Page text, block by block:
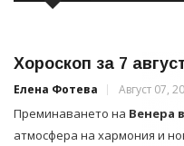
Хороскоп за 7
Елена Фотева Август 07,
Преминаването на Венера
атмосфера на хармония и